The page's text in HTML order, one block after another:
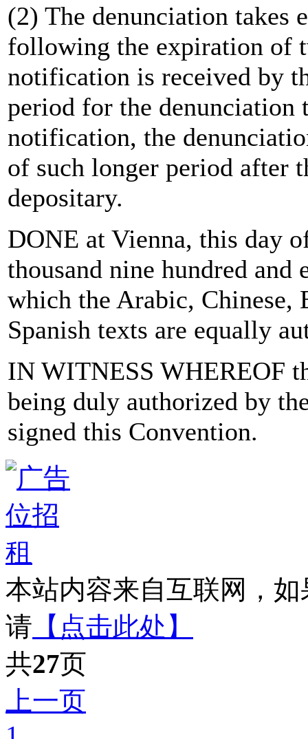
(2) The denunciation takes
following the expiration of
notification is received by
period for the denunciation
notification, the
of such longer period after
depositary.
DONE at Vienna, this day
thousand nine hundred
which the Arabic, Chinese,
Spanish texts are equally
IN WITNESS WHEREOF
being duly authorized by
signed this Convention.
本站内容来自互联网，
请 【点击此处】
共27页
上一页